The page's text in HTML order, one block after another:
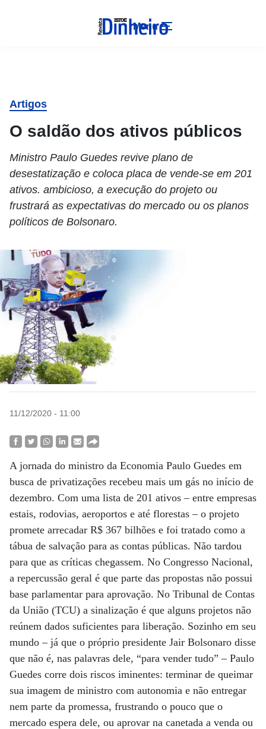
Menu
Artigos
O saldão dos ativos públicos
Ministro Paulo Guedes revive plano de
desestatização e coloca placa de vende-se em 201
ativos. ambicioso, a execução do projeto ou
frustrará as expectativas do mercado ou os planos
políticos de Bolsonaro.
11/12/2020 - 11:00
A jornada do ministro da Economia Paulo Guedes em
busca de privatizações recebeu mais um gás no início de
dezembro. Com uma lista de 201 ativos – entre empresas
estais, rodovias, aeroportos e até florestas – o projeto
promete arrecadar R$ 367 bilhões e foi tratado como a
tábua de salvação para as contas públicas. Não tardou
para que as críticas chegassem. No Congresso Nacional,
a repercussão geral é que parte das propostas não possui
base parlamentar para aprovação. No Tribunal de Contas
da União (TCU) a sinalização é que alguns projetos não
reúnem dados suficientes para liberação. Sozinho em seu
mundo – já que o próprio presidente Jair Bolsonaro disse
que não é, nas palavras dele, “para vender tudo” – Paulo
Guedes corre dois riscos iminentes: terminar de queimar
sua imagem de ministro com autonomia e não entregar
nem parte da promessa, frustrando o pouco que o
mercado espera dele, ou aprovar na canetada a venda ou